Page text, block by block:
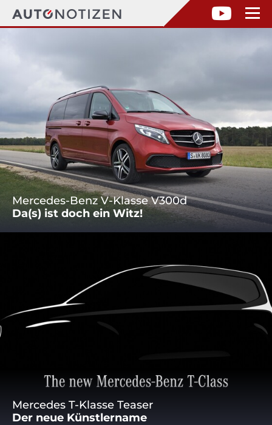
Mercedes-Benz V-Klasse V300d
Da(s) ist doch ein Witz!
Mercedes T-Klasse Teaser
Der neue Künstlername